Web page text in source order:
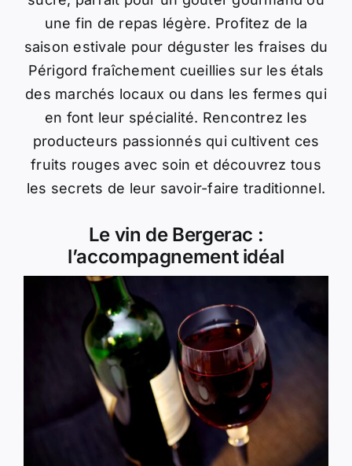
une fin de repas légère. Profitez de la
saison estivale pour déguster les fraises du
Périgord fraîchement cueillies sur les étals
des marchés locaux ou dans les fermes qui
en font leur spécialité. Rencontrez les
producteurs passionnés qui cultivent ces
fruits rouges avec soin et découvrez tous
les secrets de leur savoir-faire traditionnel.
Le vin de Bergerac :
l’accompagnement idéal